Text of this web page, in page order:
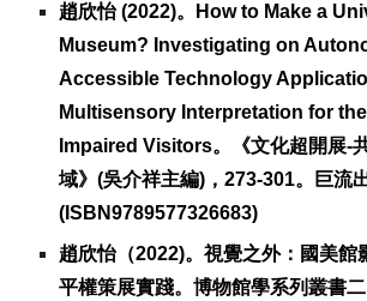
趙欣怡 (2022)。
How to Make a
Museum? Investigating on
Accessible Technology
Multisensory Interpretation for
Impaired Visitors。《文化超開展-
域》(吳介祥主編) ，273-301。巨流
(ISBN9789577326683)
趙欣怡（2022)。視覺之外：國美館
平權策展實踐。博物館學系列叢書